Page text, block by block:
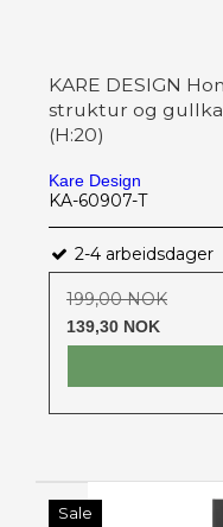
KARE DESIGN
struktur og
(H:20)
Kare Design
KA-60907-T
2-4 arbeidsdager
199,00 NOK
139,30 NOK
Sale